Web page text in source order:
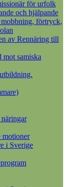
för urfolk
och hjälpande
mobbning, förtryck,
av Rennäring till
samiska
motioner
i Sverige